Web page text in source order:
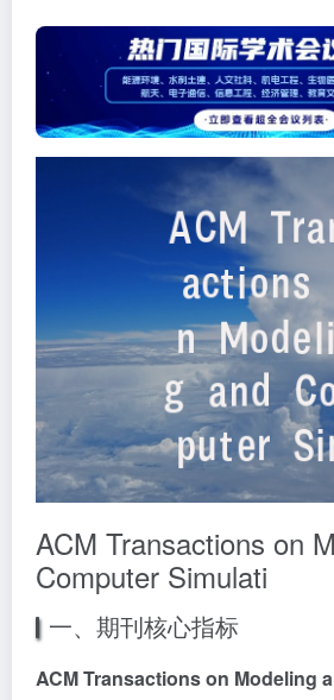
ACM Transactions on
Computer Simulati
一、期刊核心指标
ACM Transactions on Modeling